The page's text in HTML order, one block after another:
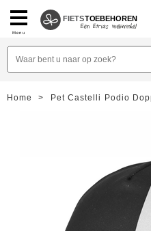
Menu
FIETSTOEBEHOREN
Home > Pet Castelli Podio